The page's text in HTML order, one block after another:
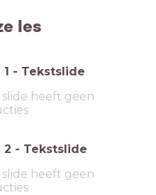
les
1 - Tekstslide
slide heeft geen
2 - Tekstslide
slide heeft geen